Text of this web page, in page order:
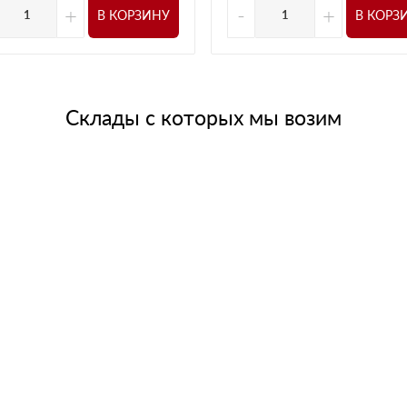
+ В КОРЗИНУ - + В
Склады с которых мы возим